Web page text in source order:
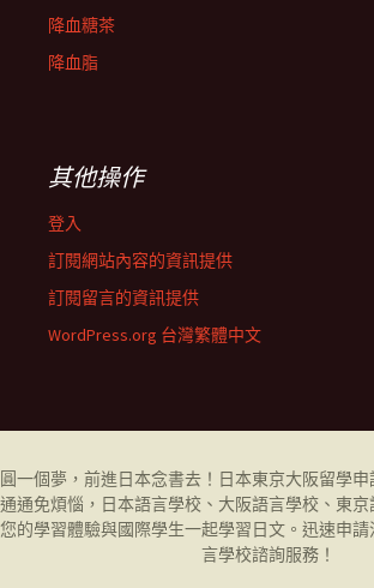
降血糖茶
降血脂
其他操作
登入
訂閱網站內容的資訊提供
訂閱留言的資訊提供
WordPress.org 台灣繁體中文
圓一個夢，前進日本念書去！日本東京大阪留學申
通通免煩惱，日本語言學校、大阪語言學校、東
您的學習體驗與國際學生一起學習日文。迅速申
言學校諮詢服務！